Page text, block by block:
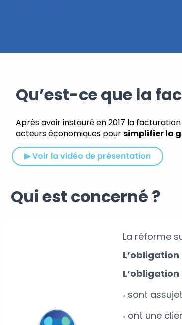
Qu’est-ce que la
Après avoir instauré en 2017 la
acteurs économiques poursimplifier la
▶ Voir la vidéo de présentation
Qui est concerné ?
La réforme
sont
ont une